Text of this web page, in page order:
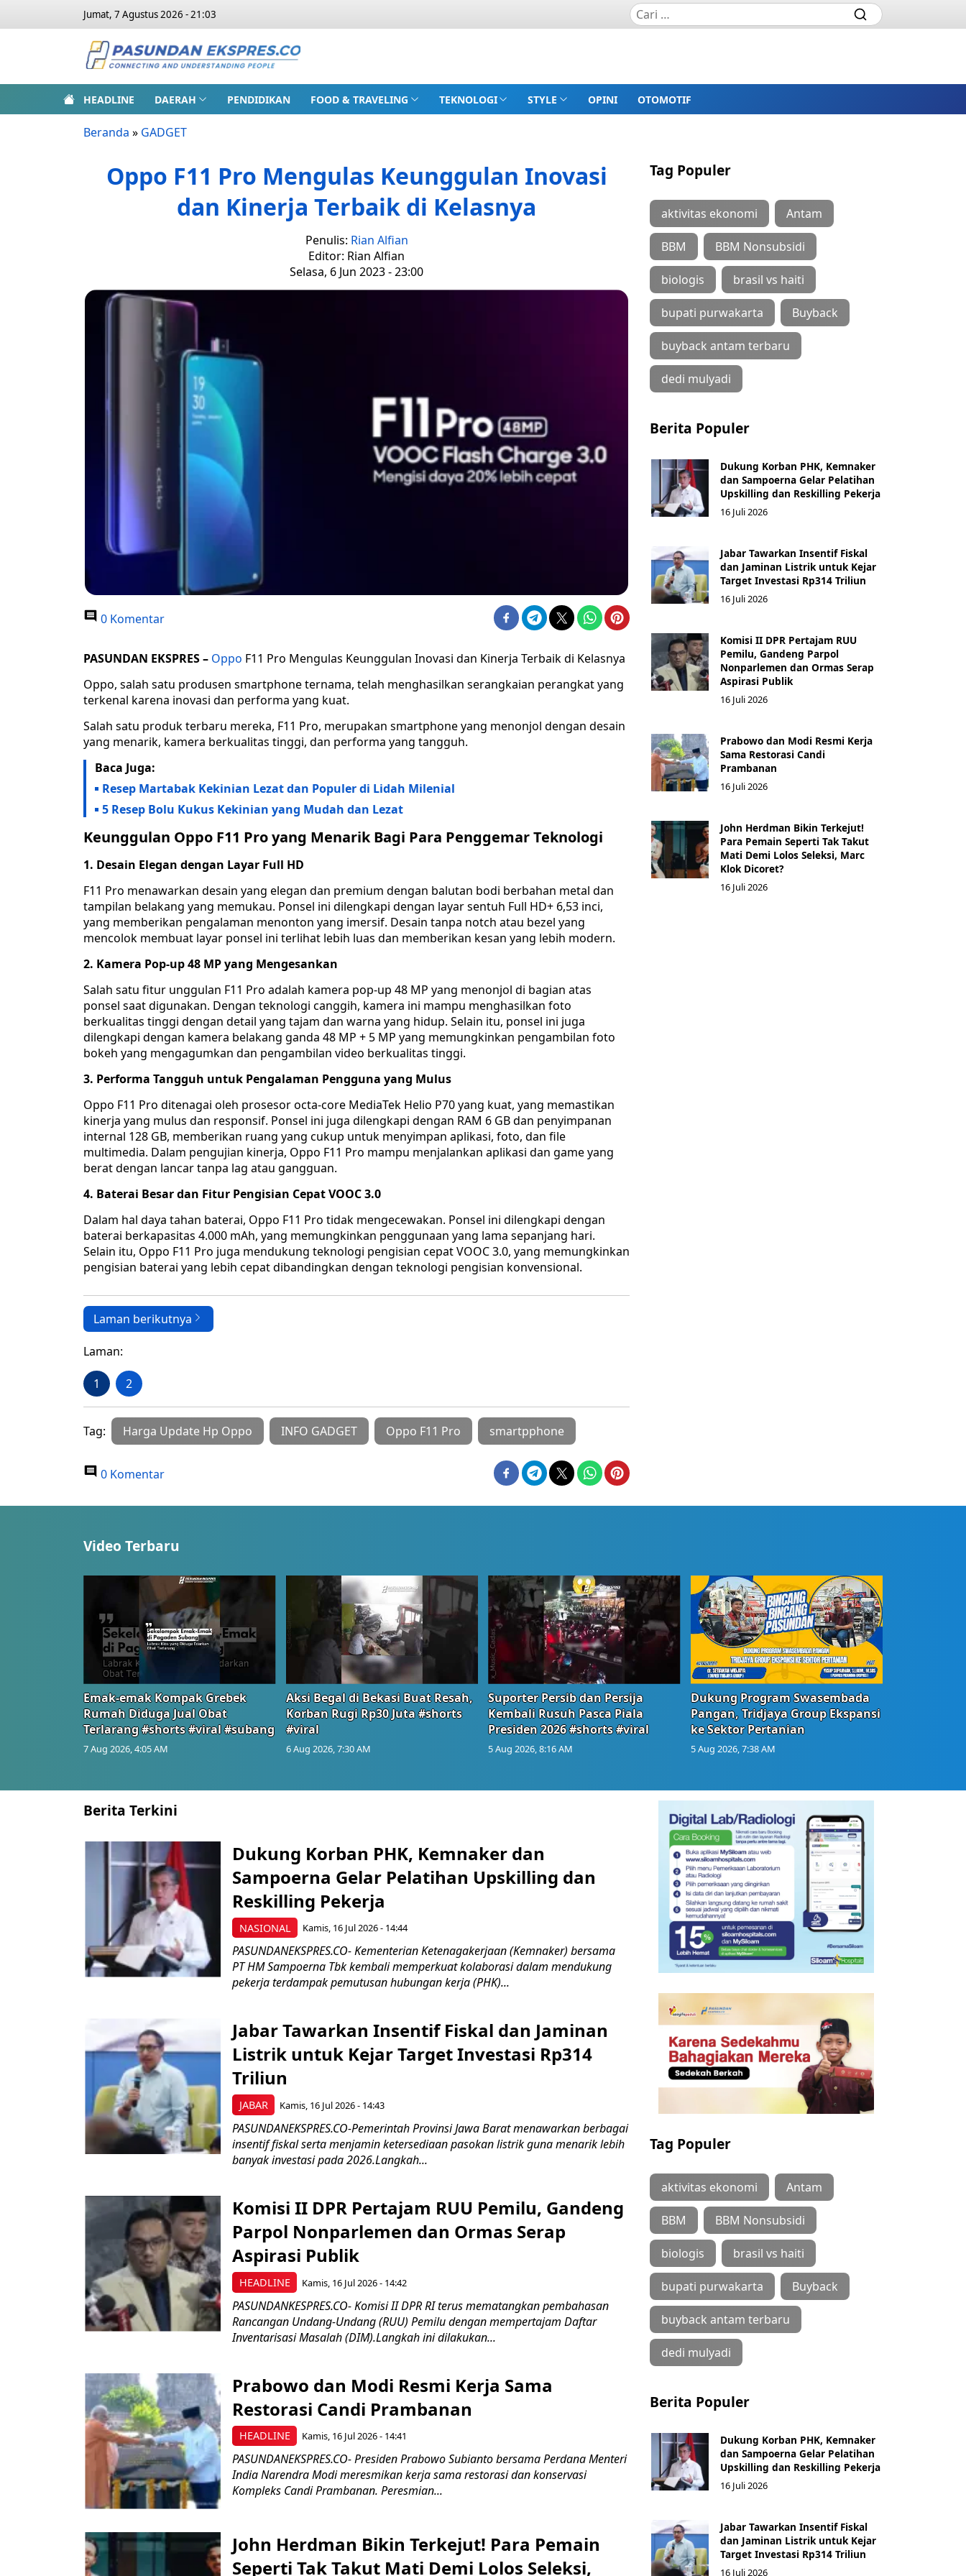
Jumat, 7 Agustus 2026 - 21:03
HEADLINE DAERAH PENDIDIKAN FOOD & TRAVELING TEKNOLOGI STYLE OPINI OTOMOTIF
Beranda » GADGET
Oppo F11 Pro Mengulas Keunggulan Inovasi
dan Kinerja Terbaik di Kelasnya
Penulis: Rian Alfian
Editor: Rian Alfian
Selasa, 6 Jun 2023 - 23:00
0 Komentar
PASUNDAN EKSPRES – Oppo F11 Pro Mengulas Keunggulan Inovasi dan Kinerja Terbaik di Kelasnya
Oppo, salah satu produsen smartphone ternama, telah menghasilkan serangkaian perangkat yang
terkenal karena inovasi dan performa yang kuat.
Salah satu produk terbaru mereka, F11 Pro, merupakan smartphone yang menonjol dengan desain
yang menarik, kamera berkualitas tinggi, dan performa yang tangguh.
Baca Juga:
Resep Martabak Kekinian Lezat dan Populer di Lidah Milenial
5 Resep Bolu Kukus Kekinian yang Mudah dan Lezat
Keunggulan Oppo F11 Pro yang Menarik Bagi Para Penggemar Teknologi
1. Desain Elegan dengan Layar Full HD
F11 Pro menawarkan desain yang elegan dan premium dengan balutan bodi berbahan metal dan
tampilan belakang yang memukau. Ponsel ini dilengkapi dengan layar sentuh Full HD+ 6,53 inci,
yang memberikan pengalaman menonton yang imersif. Desain tanpa notch atau bezel yang
mencolok membuat layar ponsel ini terlihat lebih luas dan memberikan kesan yang lebih modern.
2. Kamera Pop-up 48 MP yang Mengesankan
Salah satu fitur unggulan F11 Pro adalah kamera pop-up 48 MP yang menonjol di bagian atas
ponsel saat digunakan. Dengan teknologi canggih, kamera ini mampu menghasilkan foto
berkualitas tinggi dengan detail yang tajam dan warna yang hidup. Selain itu, ponsel ini juga
dilengkapi dengan kamera belakang ganda 48 MP + 5 MP yang memungkinkan pengambilan foto
bokeh yang mengagumkan dan pengambilan video berkualitas tinggi.
3. Performa Tangguh untuk Pengalaman Pengguna yang Mulus
Oppo F11 Pro ditenagai oleh prosesor octa-core MediaTek Helio P70 yang kuat, yang memastikan
kinerja yang mulus dan responsif. Ponsel ini juga dilengkapi dengan RAM 6 GB dan penyimpanan
internal 128 GB, memberikan ruang yang cukup untuk menyimpan aplikasi, foto, dan file
multimedia. Dalam pengujian kinerja, Oppo F11 Pro mampu menjalankan aplikasi dan game yang
berat dengan lancar tanpa lag atau gangguan.
4. Baterai Besar dan Fitur Pengisian Cepat VOOC 3.0
Dalam hal daya tahan baterai, Oppo F11 Pro tidak mengecewakan. Ponsel ini dilengkapi dengan
baterai berkapasitas 4.000 mAh, yang memungkinkan penggunaan yang lama sepanjang hari.
Selain itu, Oppo F11 Pro juga mendukung teknologi pengisian cepat VOOC 3.0, yang memungkinkan
pengisian baterai yang lebih cepat dibandingkan dengan teknologi pengisian konvensional.
Laman berikutnya
Laman:
1 2
Tag: Harga Update Hp Oppo INFO GADGET Oppo F11 Pro smartpphone
0 Komentar
Tag Populer
aktivitas ekonomi Antam
BBM BBM Nonsubsidi
biologis brasil vs haiti
bupati purwakarta Buyback
buyback antam terbaru
dedi mulyadi
Berita Populer
Dukung Korban PHK, Kemnaker
dan Sampoerna Gelar Pelatihan
Upskilling dan Reskilling Pekerja
16 Juli 2026
Jabar Tawarkan Insentif Fiskal
dan Jaminan Listrik untuk Kejar
Target Investasi Rp314 Triliun
16 Juli 2026
Komisi II DPR Pertajam RUU
Pemilu, Gandeng Parpol
Nonparlemen dan Ormas Serap
Aspirasi Publik
16 Juli 2026
Prabowo dan Modi Resmi Kerja
Sama Restorasi Candi
Prambanan
16 Juli 2026
John Herdman Bikin Terkejut!
Para Pemain Seperti Tak Takut
Mati Demi Lolos Seleksi, Marc
Klok Dicoret?
16 Juli 2026
Video Terbaru
Emak-emak Kompak Grebek
Rumah Diduga Jual Obat
Terlarang #shorts #viral #subang
7 Aug 2026, 4:05 AM
Aksi Begal di Bekasi Buat Resah,
Korban Rugi Rp30 Juta #shorts
#viral
6 Aug 2026, 7:30 AM
Suporter Persib dan Persija
Kembali Rusuh Pasca Piala
Presiden 2026 #shorts #viral
5 Aug 2026, 8:16 AM
Dukung Program Swasembada
Pangan, Tridjaya Group Ekspansi
ke Sektor Pertanian
5 Aug 2026, 7:38 AM
Berita Terkini
NASIONAL
Dukung Korban PHK, Kemnaker dan
Sampoerna Gelar Pelatihan Upskilling dan
Reskilling Pekerja
Kamis, 16 Jul 2026 - 14:44
PASUNDANEKSPRES.CO- Kementerian Ketenagakerjaan (Kemnaker) bersama
PT HM Sampoerna Tbk kembali memperkuat kolaborasi dalam mendukung
pekerja terdampak pemutusan hubungan kerja (PHK)...
JABAR
Jabar Tawarkan Insentif Fiskal dan Jaminan
Listrik untuk Kejar Target Investasi Rp314
Triliun
Kamis, 16 Jul 2026 - 14:43
PASUNDANEKSPRES.CO-Pemerintah Provinsi Jawa Barat menawarkan berbagai
insentif fiskal serta menjamin ketersediaan pasokan listrik guna menarik lebih
banyak investasi pada 2026.Langkah...
HEADLINE
Komisi II DPR Pertajam RUU Pemilu, Gandeng
Parpol Nonparlemen dan Ormas Serap
Aspirasi Publik
Kamis, 16 Jul 2026 - 14:42
PASUNDANKESPRES.CO- Komisi II DPR RI terus mematangkan pembahasan
Rancangan Undang-Undang (RUU) Pemilu dengan mempertajam Daftar
Inventarisasi Masalah (DIM).Langkah ini dilakukan...
HEADLINE
Prabowo dan Modi Resmi Kerja Sama
Restorasi Candi Prambanan
Kamis, 16 Jul 2026 - 14:41
PASUNDANEKSPRES.CO- Presiden Prabowo Subianto bersama Perdana Menteri
India Narendra Modi meresmikan kerja sama restorasi dan konservasi
Kompleks Candi Prambanan. Peresmian...
John Herdman Bikin Terkejut! Para Pemain
Seperti Tak Takut Mati Demi Lolos Seleksi,
Tag Populer
aktivitas ekonomi Antam
BBM BBM Nonsubsidi
biologis brasil vs haiti
bupati purwakarta Buyback
buyback antam terbaru
dedi mulyadi
Berita Populer
Dukung Korban PHK, Kemnaker
dan Sampoerna Gelar Pelatihan
Upskilling dan Reskilling Pekerja
16 Juli 2026
Jabar Tawarkan Insentif Fiskal
dan Jaminan Listrik untuk Kejar
Target Investasi Rp314 Triliun
16 Juli 2026